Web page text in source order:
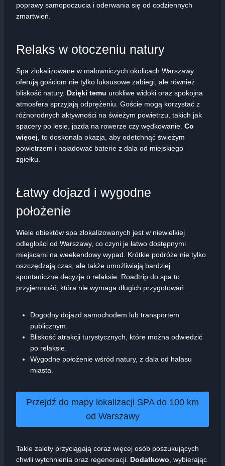
poprawy samopoczucia i oderwania się od codziennych
zmartwień.
Relaks w otoczeniu natury
Spa zlokalizowane w malowniczych okolicach Warszawy
oferują gościom nie tylko luksusowe zabiegi, ale również
bliskość natury. Dzięki temu urokliwe widoki oraz spokojna
atmosfera sprzyjają odprężeniu. Goście mogą korzystać z
różnorodnych aktywności na świeżym powietrzu, takich jak
spacery po lesie, jazda na rowerze czy wędkowanie. Co
więcej , to doskonała okazja, aby odetchnąć świeżym
powietrzem i naładować baterie z dala od miejskiego
zgiełku.
Łatwy dojazd i wygodne
położenie
Wiele obiektów spa zlokalizowanych jest w niewielkiej
odległości od Warszawy, co czyni je łatwo dostępnymi
miejscami na weekendowy wypad. Krótkie podróże nie tylko
oszczędzają czas, ale także umożliwiają bardziej
spontaniczne decyzje o relaksie. Roadtrip do spa to
przyjemność, która nie wymaga długich przygotowań.
Dogodny dojazd samochodem lub transportem
publicznym.
Bliskość atrakcji turystycznych, które można odwiedzić
po relaksie.
Wygodne położenie wśród natury, z dala od hałasu
miasta.
Przejdź do mapy lokalizacji SPA do 100 km
od Warszawy
Takie zalety przyciągają coraz więcej osób poszukujących
chwili wytchnienia oraz regeneracji. Dodatkowo , wybierając